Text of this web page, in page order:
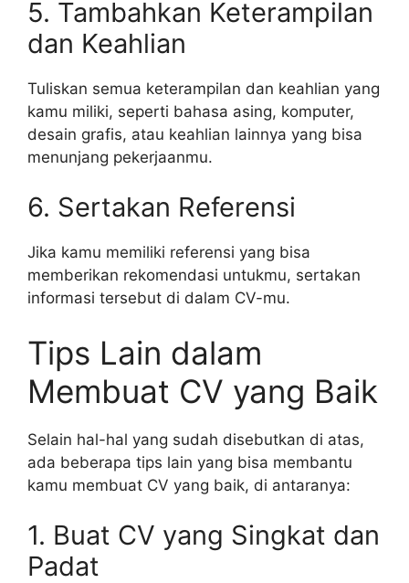
5. Tambahkan Keterampilan
dan Keahlian
Tuliskan semua keterampilan dan keahlian yang
kamu miliki, seperti bahasa asing, komputer,
desain grafis, atau keahlian lainnya yang bisa
menunjang pekerjaanmu.
6. Sertakan Referensi
Jika kamu memiliki referensi yang bisa
memberikan rekomendasi untukmu, sertakan
informasi tersebut di dalam CV-mu.
Tips Lain dalam
Membuat CV yang Baik
Selain hal-hal yang sudah disebutkan di atas,
ada beberapa tips lain yang bisa membantu
kamu membuat CV yang baik, di antaranya:
1. Buat CV yang Singkat dan
Padat